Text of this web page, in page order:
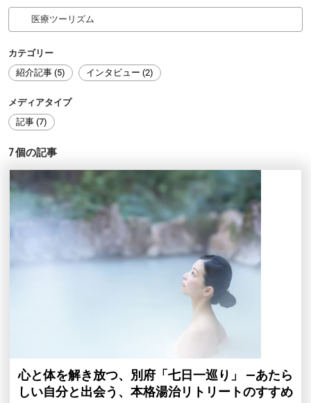
カテゴリー
紹介記事 (5)
インタビュー (2)
メディアタイプ
記事 (7)
7個の記事
心と体を解き放つ、別府「七日一巡り」 ―あたら
しい自分と出会う、本格湯治リトリートのすすめ